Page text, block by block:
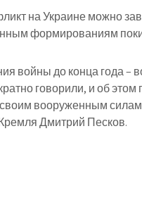
на Украине можно
формированиям
войны до конца года
говорили, и об
вооруженным
Дмитрий Песков.